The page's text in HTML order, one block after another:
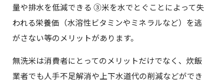
量や排水を低減できる ③米を水でとぐことによって失
われる栄養価（水溶性ビタミンやミネラルなど）を逃
がさない等のメリットがあります。
無洗米は消費者にとってのメリットだけでなく、炊飯
業者でも人手不足解消や上下水道代の削減などができ